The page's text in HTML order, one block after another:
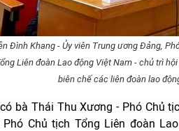
Đình Khang - Ủy viên Trung ương Đảng,
Liên đoàn Lao động Việt Nam - chủ trì
biên chế các liên đoàn lao
bà Thái Thu Xương - Phó Chủ
Phó Chủ tịch Tổng Liên đoàn